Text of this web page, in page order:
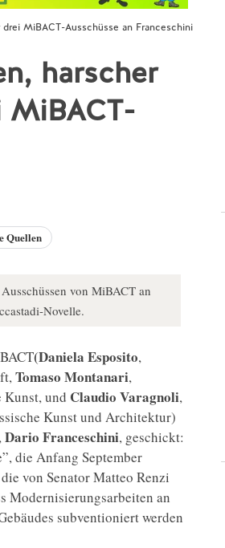
MiBACT-Ausschüsse an Franceschini
harscher
MiBACT-
Quellen
von MiBACT an
Novelle.
(Daniela Esposito,
Tomaso Montanari,
Kunst, und Claudio Varagnoli,
Kunst und Architektur)
Dario Franceschini, geschickt:
die Anfang September
von Senator Matteo Renzi
Modernisierungsarbeiten an
subventioniert werden